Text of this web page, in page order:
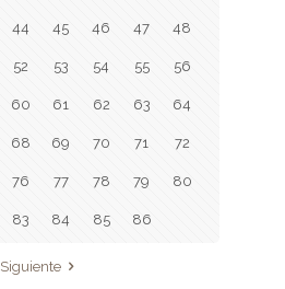
44 45 46 47 48
52 53 54 55 56
60 61 62 63 64
68 69 70 71 72
76 77 78 79 80
83 84 85 86
Siguiente